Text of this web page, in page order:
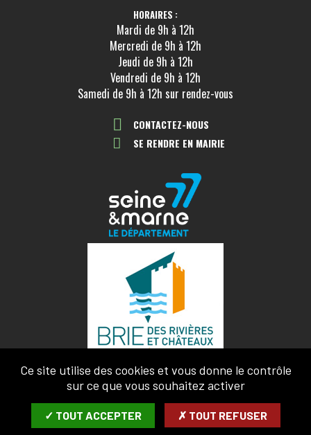
HORAIRES :
Mardi de 9h à 12h
Mercredi de 9h à 12h
Jeudi de 9h à 12h
Vendredi de 9h à 12h
Samedi de 9h à 12h sur rendez-vous
CONTACTEZ-NOUS
SE RENDRE EN MAIRIE
MENTIONS LÉGALES
Ce site utilise des cookies et vous donne le contrôle
sur ce que vous souhaitez activer
✓ TOUT ACCEPTER ✗ TOUT REFUSER